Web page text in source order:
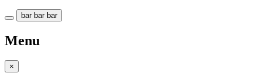
bar bar bar
Menu
×